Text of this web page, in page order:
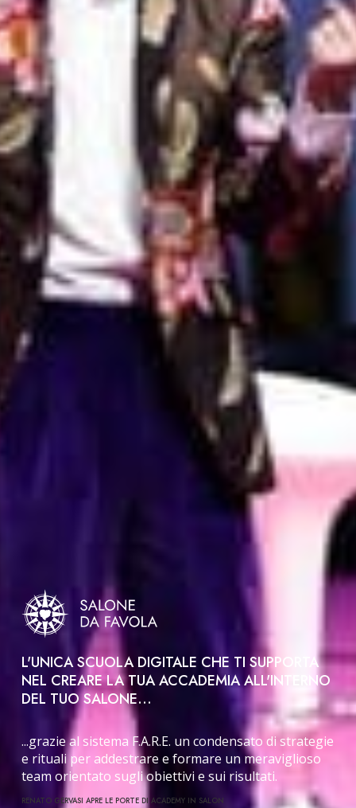
L'UNICA SCUOLA DIGITALE CHE TI SUPPORTA
NEL CREARE LA TUA ACCADEMIA ALL'INTERNO
DEL TUO SALONE...
...grazie al sistema F.A.R.E. un condensato di strategie
e rituali per addestrare e formare un meraviglioso
team orientato sugli obiettivi e sui risultati.
RENATO GERVASI APRE LE PORTE DI ACADEMY IN SALON